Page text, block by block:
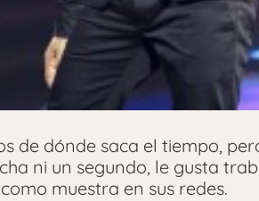
de dónde saca el tiempo,
ni un segundo, le gusta
muestra en sus redes.